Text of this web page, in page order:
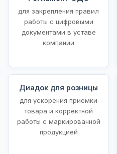
для закрепления правил
работы с цифровыми
документами в уставе
компании
Диадок для розницы
для ускорения приемки
товара и корректной
работы с маркированной
продукцией